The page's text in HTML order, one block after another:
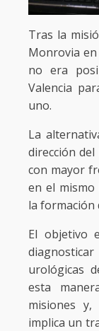
Tras la
Monrovia
no era
Valencia
uno.
La
dirección
con mayor
en el
la formación
El objetivo
urológicas
esta
misiones y,
implica un